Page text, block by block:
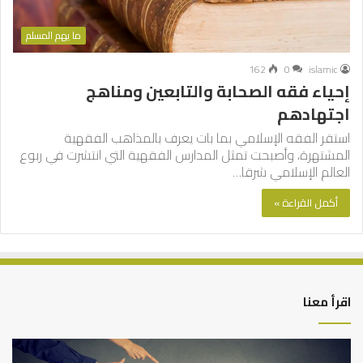
ما يهم المسلم
islamic
0
162
إحياء فقه الصحابة والتابعين ومناهج
اجتهادهم
استقر الفقه الإسلامي بما بات يعرف بالمذاهب الفقهية
المشتهرة، وأصبحت تمثل المدارس الفقهية التي انتشرت في ربوع
العالم الإسلامي شرقا…
أكمل القراءة »
اقرأ معنا
التوازن